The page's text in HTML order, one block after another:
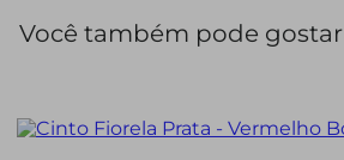
Você também pode gostar